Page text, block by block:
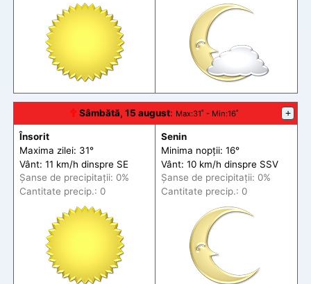
🕆 Sâmbătă, 15 august: Max:31˚ - Min:16˚ +
Însorit
Maxima zilei: 31°
Vânt: 11 km/h dinspre SE
Șanse de precipitații: 0%
Cantitate precip.: 0
Senin
Minima nopții: 16°
Vânt: 10 km/h dinspre SSV
Șanse de precipitații: 0%
Cantitate precip.: 0